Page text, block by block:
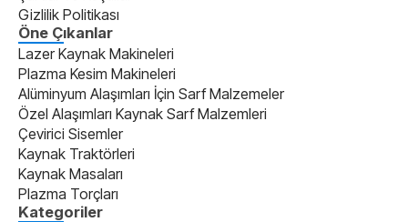
Gizlilik Politikası
Öne Çıkanlar
Lazer Kaynak Makineleri
Plazma Kesim Makineleri
Alüminyum Alaşımları İçin Sarf Malzemeler
Özel Alaşımları Kaynak Sarf Malzemleri
Çevirici Sisemler
Kaynak Traktörleri
Kaynak Masaları
Plazma Torçları
Kategoriler